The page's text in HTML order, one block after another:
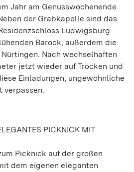
Jahr am Genusswochenende
der Grabkapelle sind das
Ludwigsburg
Barock, außerdem die
Nach wechselhaften
jetzt wieder auf Trocken und
Einladungen, ungewöhnliche
verpassen.
PICKNICK MIT
Picknick auf der großen
dem eigenen eleganten